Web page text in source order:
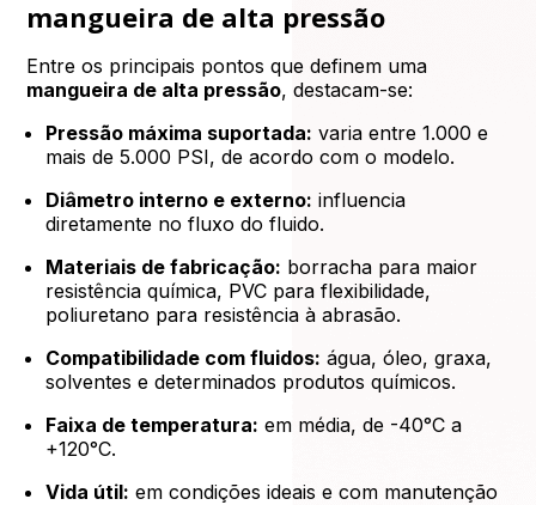
mangueira de alta pressão
Entre os principais pontos que definem uma
mangueira de alta pressão, destacam-se:
Pressão máxima suportada: varia entre 1.000 e
mais de 5.000 PSI, de acordo com o modelo.
Diâmetro interno e externo: influencia
diretamente no fluxo do fluido.
Materiais de fabricação: borracha para maior
resistência química, PVC para flexibilidade,
poliuretano para resistência à abrasão.
Compatibilidade com fluidos: água, óleo, graxa,
solventes e determinados produtos químicos.
Faixa de temperatura: em média, de -40°C a
+120°C.
Vida útil: em condições ideais e com manutenção